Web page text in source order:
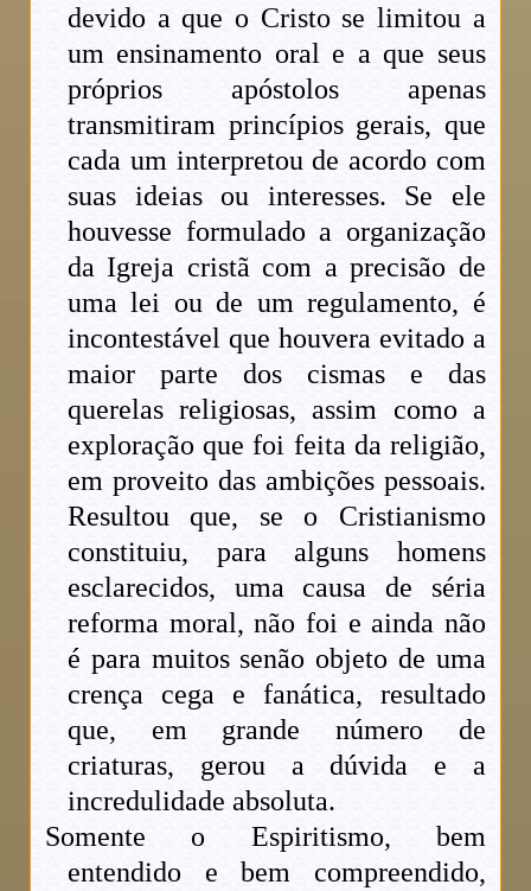
devido a que o Cristo se limitou a
um ensinamento oral e a que seus
próprios apóstolos apenas
transmitiram princípios gerais, que
cada um interpretou de acordo com
suas ideias ou interesses. Se ele
houvesse formulado a organização
da Igreja cristã com a precisão de
uma lei ou de um regulamento, é
incontestável que houvera evitado a
maior parte dos cismas e das
querelas religiosas, assim como a
exploração que foi feita da religião,
em proveito das ambições pessoais.
Resultou que, se o Cristianismo
constituiu, para alguns homens
esclarecidos, uma causa de séria
reforma moral, não foi e ainda não
é para muitos senão objeto de uma
crença cega e fanática, resultado
que, em grande número de
criaturas, gerou a dúvida e a
incredulidade absoluta.
Somente o Espiritismo, bem
entendido e bem compreendido,